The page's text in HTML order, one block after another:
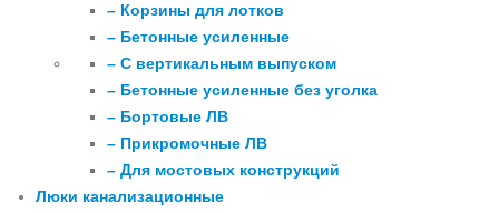
– Корзины для лотков
– Бетонные усиленные
– С вертикальным выпуском
– Бетонные усиленные без уголка
– Бортовые ЛВ
– Прикромочные ЛВ
– Для мостовых конструкций
Люки канализационные